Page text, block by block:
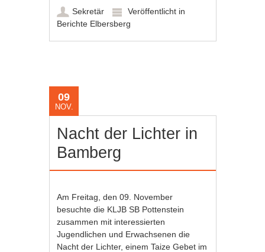
Sekretär
Veröffentlicht in
Berichte Elbersberg
09
NOV.
Nacht der Lichter in
Bamberg
Am Freitag, den 09. November
besuchte die KLJB SB Pottenstein
zusammen mit interessierten
Jugendlichen und Erwachsenen die
Nacht der Lichter, einem Taize Gebet im